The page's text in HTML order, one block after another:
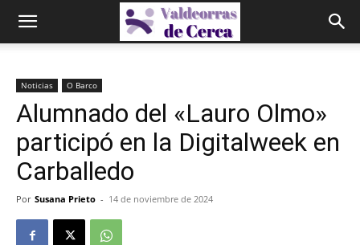
Noticias O Barco
Alumnado del «Lauro Olmo»
participó en la Digitalweek en
Carballedo
Por Susana Prieto - 14 de noviembre de 2024